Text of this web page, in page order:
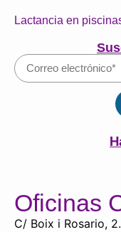
Lactancia en
Oficinas
C/ Boix i Rosario,